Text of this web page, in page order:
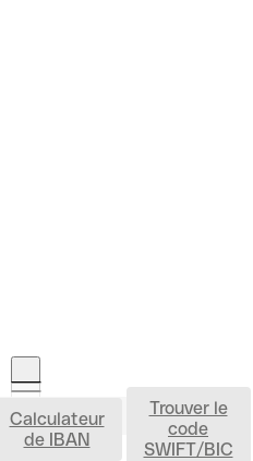
IBAN
Calculateur
de IBAN
Trouver le
code
SWIFT/BIC